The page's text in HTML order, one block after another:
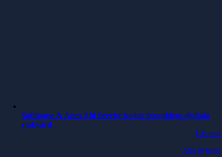
Softhouse & Apex Aid Service kodar framtidens digitala
sjukvård
Läs mer
Alla nyheter